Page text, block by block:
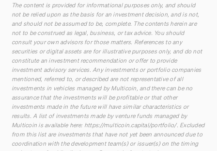
The content is provided for informational purposes only, and should
not be relied upon as the basis for an investment decision, and is not,
and should not be assumed to be, complete. The contents herein are
not to be construed as legal, business, or tax advice. You should
consult your own advisors for those matters. References to any
securities or digital assets are for illustrative purposes only, and do not
constitute an investment recommendation or offer to provide
investment advisory services. Any investments or portfolio companies
mentioned, referred to, or described are not representative of all
investments in vehicles managed by Multicoin, and there can be no
assurance that the investments will be profitable or that other
investments made in the future will have similar characteristics or
results. A list of investments made by venture funds managed by
Multicoin is available here: https://multicoin.capital/portfolio/. Excluded
from this list are investments that have not yet been announced due to
coordination with the development team(s) or issuer(s) on the timing